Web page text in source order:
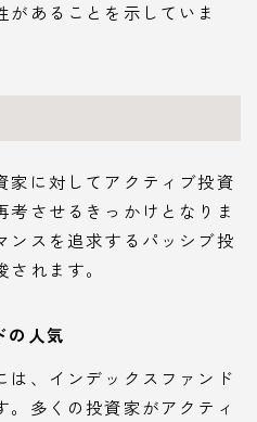
あることを示していま
家に対してアクティブ投資
考させるきっかけとなりま
ンスを追求するパッシブ投
れます。
の人気
は、インデックスファンド
。多くの投資家がアクティ